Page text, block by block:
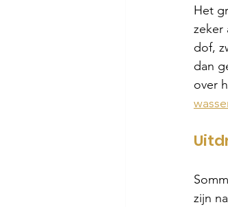
Het
zeker
dof,
dan
over
zijn